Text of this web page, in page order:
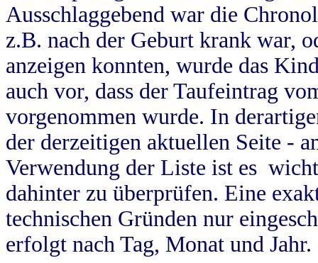
Ausschlaggebend war die
z.B. nach der Geburt krank war,
anzeigen konnten, wurde das
auch vor, dass der Taufeintrag
vorgenommen wurde. In
der derzeitigen aktuellen Seite -
Verwendung der Liste ist es
dahinter zu überprüfen. Eine
technischen Gründen nur
erfolgt nach Tag, Monat und Jahr.